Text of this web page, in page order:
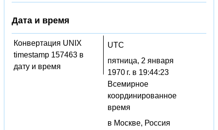
Дата и время
Конвертация UNIX
timestamp 157463 в
дату и время
UTC
пятница, 2 января
1970 г. в 19:44:23
Всемирное
координированное
время
в Москве, Россия